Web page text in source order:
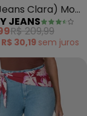
Clara) Mom
Puídos
JEANS
R$ 209,99
R$ 30,19 sem juros